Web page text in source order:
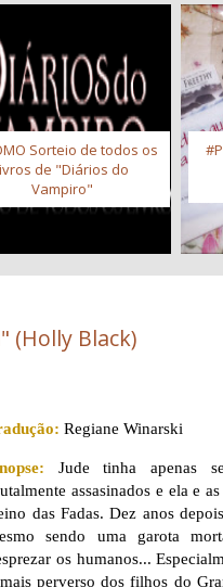
Sorteio de todos os
de "Diários do
Vampiro"
(Holly Black)
Regiane Winarski
Jude tinha apenas
assasinados e ela e
das Fadas. Dez anos
sendo uma garota
os humanos...
perverso dos filhos do